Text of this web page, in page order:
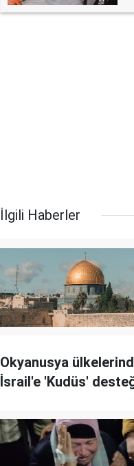
İlgili Haberler
Okyanusya
İsrail'e 'Kudüs'